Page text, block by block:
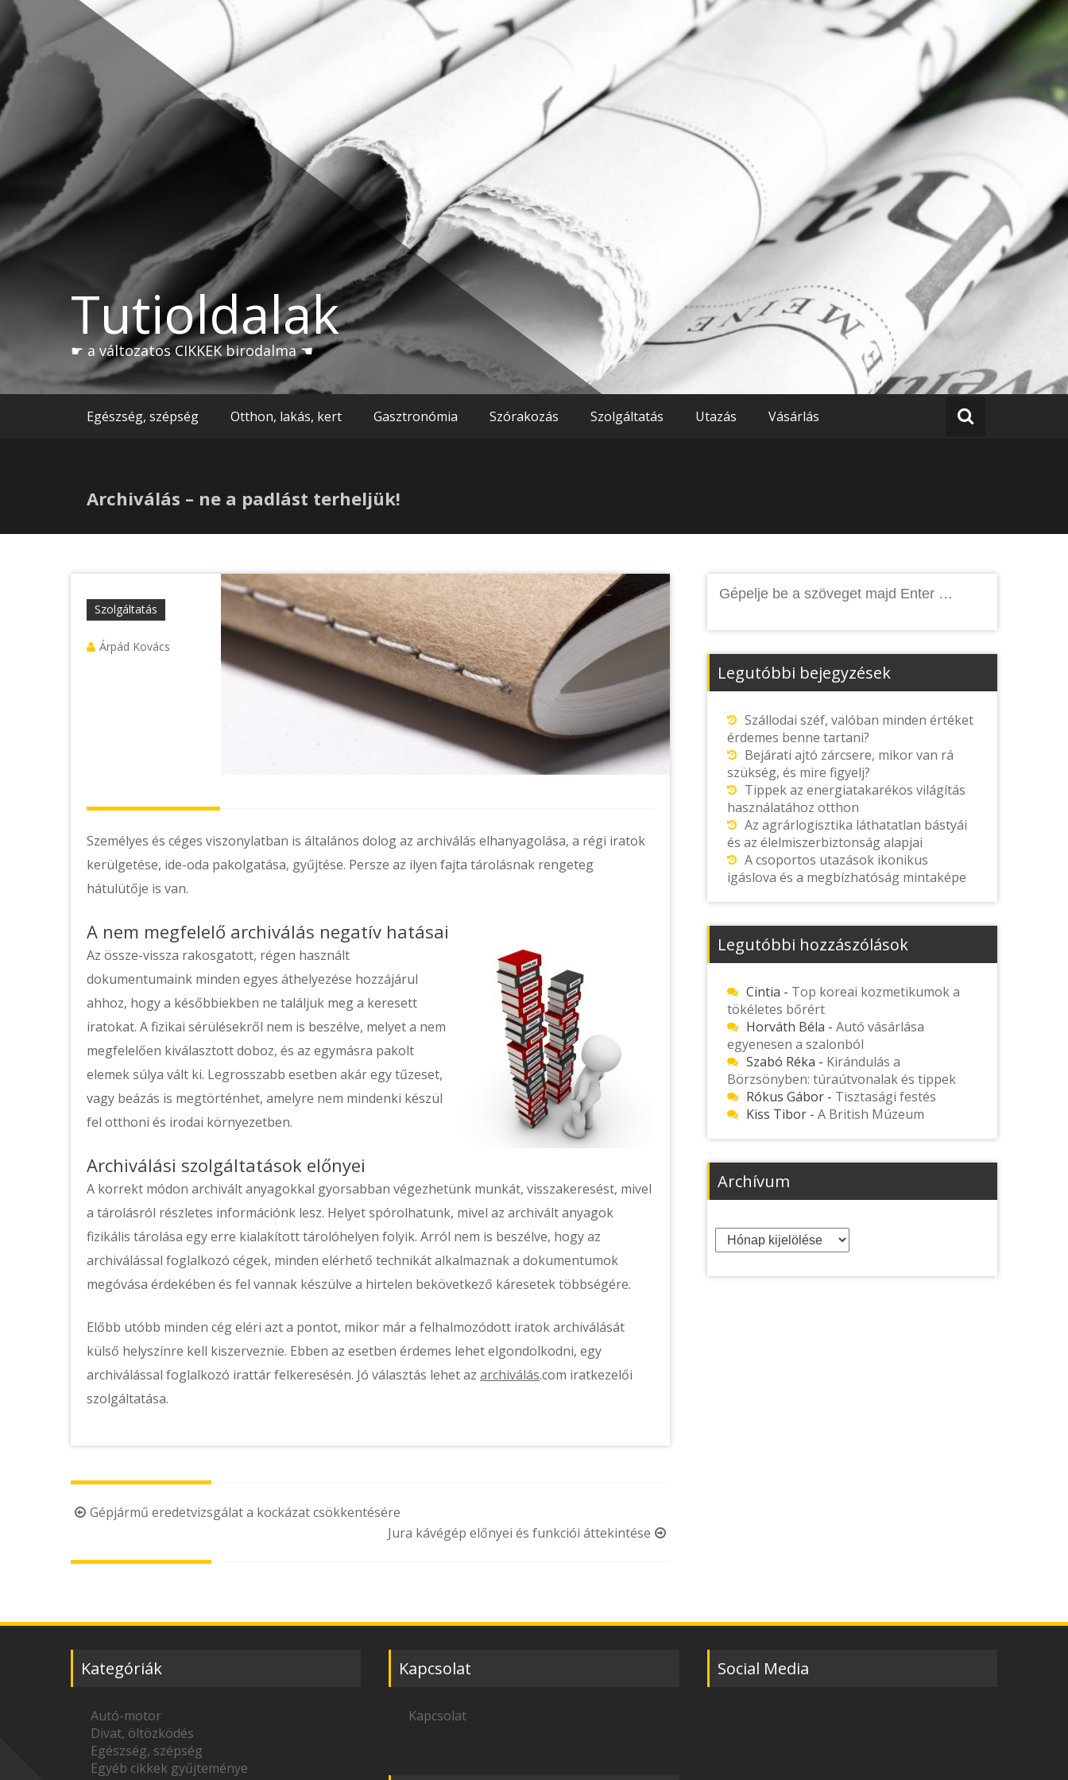
Skip
content
Tutioldalak
☛ a változatos CIKKEK birodalma ☚
Egészség, szépség Otthon, lakás, kert Gasztronómia Szórakozás Szolgáltatás Utazás Vásárlás
Archiválás – ne a padlást terheljük!
Szolgáltatás
Árpád Kovács
Személyes és céges viszonylatban is általános dolog az archiválás elhanyagolása, a régi iratok
kerülgetése, ide-oda pakolgatása, gyűjtése. Persze az ilyen fajta tárolásnak rengeteg
hátulütője is van.
A nem megfelelő archiválás negatív hatásai
Az össze-vissza rakosgatott, régen használt
dokumentumaink minden egyes áthelyezése hozzájárul
ahhoz, hogy a későbbiekben ne találjuk meg a keresett
iratokat. A fizikai sérülésekről nem is beszélve, melyet a nem
megfelelően kiválasztott doboz, és az egymásra pakolt
elemek súlya vált ki. Legrosszabb esetben akár egy tűzeset,
vagy beázás is megtörténhet, amelyre nem mindenki készül
fel otthoni és irodai környezetben.
Archiválási szolgáltatások előnyei
A korrekt módon archivált anyagokkal gyorsabban végezhetünk munkát, visszakeresést, mivel
a tárolásról részletes információnk lesz. Helyet spórolhatunk, mivel az archivált anyagok
fizikális tárolása egy erre kialakított tárolóhelyen folyik. Arról nem is beszélve, hogy az
archiválással foglalkozó cégek, minden elérhető technikát alkalmaznak a dokumentumok
megóvása érdekében és fel vannak készülve a hirtelen bekövetkező káresetek többségére.
Előbb utóbb minden cég eléri azt a pontot, mikor már a felhalmozódott iratok archiválását
külső helyszínre kell kiszerveznie. Ebben az esetben érdemes lehet elgondolkodni, egy
archiválással foglalkozó irattár felkeresésén. Jó választás lehet az archiválás.com iratkezelői
szolgáltatása.
PostGépjármű eredetvizsgálat a kockázat csökkentésére
Jura kávégép előnyei és funkciói áttekintése
Legutóbbi bejegyzések
Szállodai széf, valóban minden értéket
érdemes benne tartani?
Bejárati ajtó zárcsere, mikor van rá
szükség, és mire figyelj?
Tippek az energiatakarékos világítás
használatához otthon
Az agrárlogisztika láthatatlan bástyái
és az élelmiszerbiztonság alapjai
A csoportos utazások ikonikus
igáslova és a megbízhatóság mintaképe
Legutóbbi hozzászólások
Cintia - Top koreai kozmetikumok a
tökéletes bőrért
Horváth Béla - Autó vásárlása
egyenesen a szalonból
Szabó Réka - Kirándulás a
Börzsönyben: túraútvonalak és tippek
Rókus Gábor- Tisztasági festés
Kiss Tibor- A British Múzeum
Archívum
Archívum
Kategóriák
Autó-motor
Divat, öltözködés
Egészség, szépség
Egyéb cikkek gyűjteménye
Kapcsolat
Kapcsolat
Social Media